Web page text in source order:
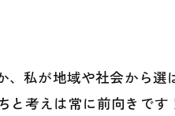
私が地域や社会から
考えは常に前向きです